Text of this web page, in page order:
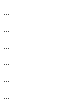
...
...
...
...
...
...